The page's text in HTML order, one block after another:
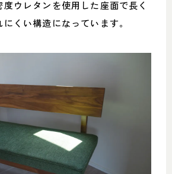
ウレタンを使用した座面で長く
くい構造になっています。